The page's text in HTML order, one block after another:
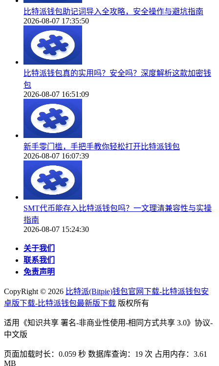
比特派钱包助记词导入全攻略，安全操作与避坑指南
2026-08-07 17:35:50
比特派钱包真的实用吗？安全吗？深度解析这款加密钱
包
2026-08-07 16:51:09
新手零门槛，手把手教你轻松打开比特派钱包
2026-08-07 16:07:39
SMT代币能存入比特派钱包吗？一文理清兼容性与实操
指南
2026-08-07 15:24:30
关于我们
联系我们
免责声明
CopyRight © 2026 比特派(Bitpie)钱包官网下载-比特派钱包安
卓版下载-比特派钱包最新版下载 版权所有
适用《知识共享 署名-非商业性使用-相同方式共享 3.0》协议-
中文版
页面加载时长：0.059 秒 数据库查询：19 次 占用内存：3.61
MB